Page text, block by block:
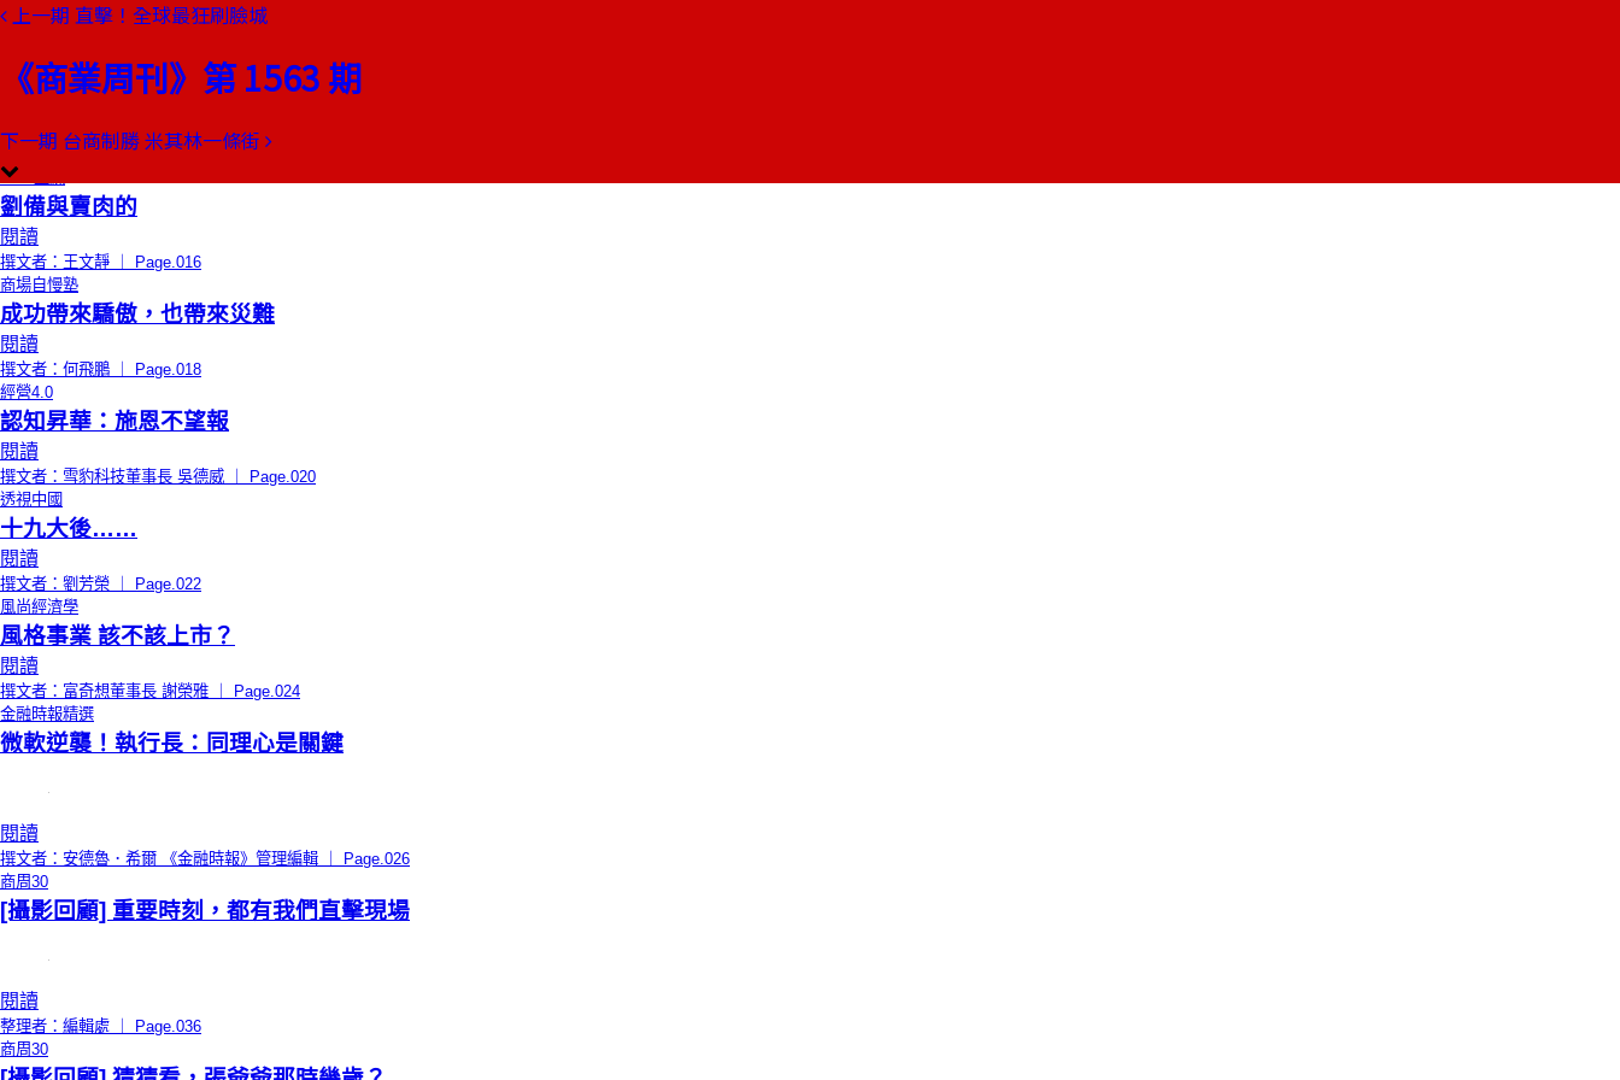
上一期 直擊！全球最狂刷臉城
《商業周刊》第 1563 期
下一期 台商制勝 米其林一條街
本期目錄
限時免費總編輯的話
因連結而偉大
閱讀
撰文者：郭奕伶 ｜ Page.014
CEO上線
劉備與賣肉的
閱讀
撰文者：王文靜 ｜ Page.016
商場自慢塾
成功帶來驕傲，也帶來災難
閱讀
撰文者：何飛鵬 ｜ Page.018
經營4.0
認知昇華：施恩不望報
閱讀
撰文者：雪豹科技董事長 吳德威 ｜ Page.020
透視中國
十九大後……
閱讀
撰文者：劉芳榮 ｜ Page.022
風尚經濟學
風格事業 該不該上市？
閱讀
撰文者：富奇想董事長 謝榮雅 ｜ Page.024
金融時報精選
微軟逆襲！執行長：同理心是關鍵
閱讀
撰文者：安德魯．希爾 《金融時報》管理編輯 ｜ Page.026
商周30
[攝影回顧] 重要時刻，都有我們直擊現場
閱讀
整理者：編輯處 ｜ Page.036
商周30